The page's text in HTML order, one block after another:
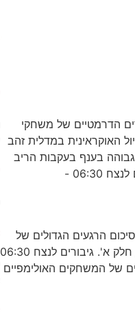
06:00 - 06:30 הסיפורים הדרמטיים של משחקי
האוקראינית במדלית זהב
בענף בעקבות הריב
-
06:00 - 06:30 בייג'ין: סיכום הרגעים הגדולים של
המשחקים האולימפיים ב-2008 בסין, חלק א'. גיבורים לנצח 06:30
של המשחקים האולימפיים